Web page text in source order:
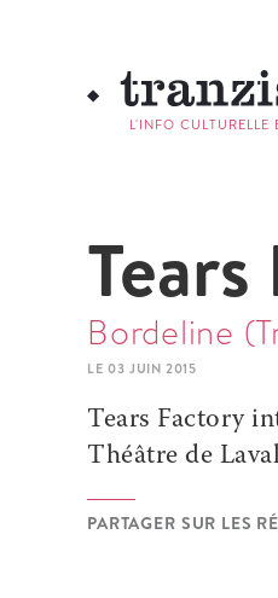
L'INFO CULTURELLE
Bordeline
LE 03 JUIN 2015
Tears Factory
Théâtre de
PARTAGER SUR LES